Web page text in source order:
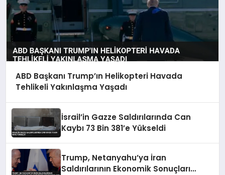
ABD Başkanı Trump’ın Helikopteri Havada
Tehlikeli Yakınlaşma Yaşadı
İsrail’in Gazze Saldırılarında Can
Kaybı 73 Bin 381’e Yükseldi
Trump, Netanyahu’ya İran
Saldırılarının Ekonomik Sonuçları